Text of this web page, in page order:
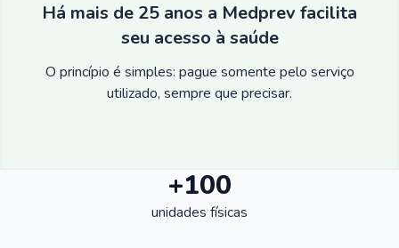
Há mais de 25 anos a Medprev facilita
seu acesso à saúde
O princípio é simples: pague somente pelo serviço
utilizado, sempre que precisar.
+100
unidades físicas